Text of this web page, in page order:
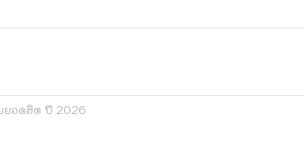
ยอดฮิต ปี 2026